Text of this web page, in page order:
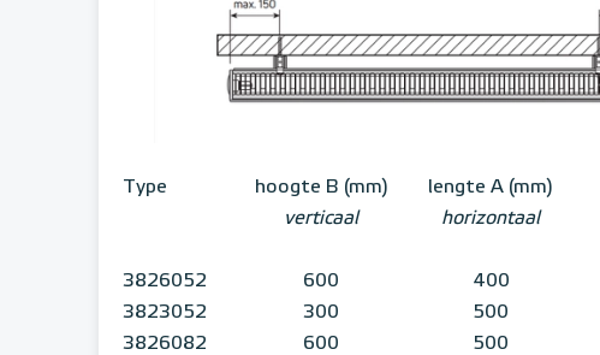
Type hoogte B (mm) lengte A (mm)
verticaal
horizontaal
3826052 600 400
3823052
300 500
3826082
600 500